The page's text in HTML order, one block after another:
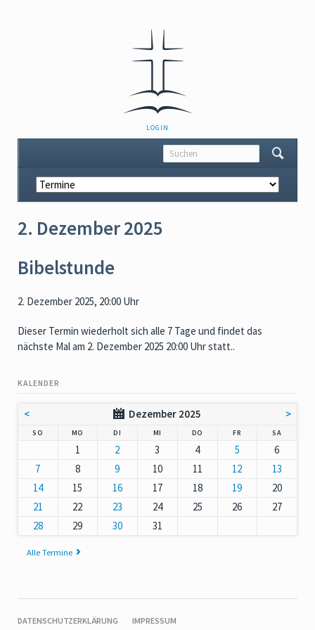
NAVIGATION
ÜBERSPRINGEN
LOGIN
Navigation
überspringen
2. Dezember 2025
Bibelstunde
2. Dezember 2025, 20:00 Uhr
Dieser Termin wiederholt sich alle 7 Tage und findet das
nächste Mal am 2. Dezember 2025 20:00 Uhrstatt..
KALENDER
< Dezember 2025 >
SO MO DI MI DO NNERSTAG
FR SAMSTAG
1 2 3 4 5
6
7
8 9 10 11 12
13
14
15 16 17 18 19
20
21
22 23 24 25 26
27
28
29 30 31
Alle Termine
NAVIGATION
DATENSCHUTZERKLÄRUNG IMPRESSUM